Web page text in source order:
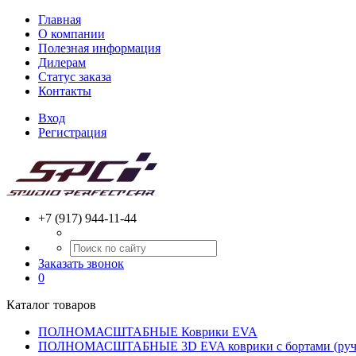
Главная
О компании
Полезная информация
Дилерам
Статус заказа
Контакты
Вход
Регистрация
+7 (917) 944-11-44
Заказать звонок
0
Каталог товаров
ПОЛНОМАСШТАБНЫЕ Коврики EVA
ПОЛНОМАСШТАБНЫЕ 3D EVA коврики с бортами